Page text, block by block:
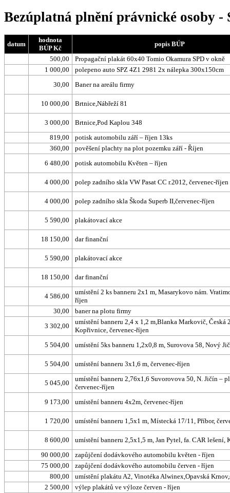
Bezúplatná plnění právnické osoby -
datum
hodnota
BÚP Kč
popis BÚP
500,00
Propagační plakát 60x40 Tomio Okamura SPD v okně
1 000,00
polepeno auto SPZ 4Z1 2981 2x nálepka 300x150cm
30,00
Baner na areálu firmy
10 000,00 Brtnice,Nábřeží 81
3 000,00
Brtnice,Pod Kaplou 348
819,00
potisk automobilu září – říjen 13ks
360,00
pověšení plachty na plot pozemku září - Říjen
6 480,00
potisk automobilu Květen – říjen
4 000,00 polep zadního skla VW Pasat CC r.2012, červenec-říjen
4 000,00 polep zadního skla Škoda Superb II,červenec-říjen
5 590,00 plakátovací akce
18 150,00 dar finanční
5 590,00 plakátovací akce
18 150,00 dar finanční
4 586,00
umístění 2 ks banneru 2x1 m, Masarykovo nám.
říjen
30,00
baner na plotu firmy
3 302,00
umístění banneru 2,4 x 1,2 m,Blanka Markovič, Česká
Kopřivnice, červenec-říjen
5 504,00
umístění 5ks banneru 1,2x0,8 m, Surovova 58, Nový
5 504,00 umístění banneru 3x1,6 m, červenec-říjen
5 045,00
umístění banneru 2,76x1,6 Suvorovova 50, N. Jičín –
červenec-říjen
9 173,00
umístění banneru 4x2m, červenec-říjen
1 720,00 umístění banneru 1,5x1 m, Místecká 17/11, Příbor,
8 600,00
umístění banneru 2,5x1,5 m, Jan Pytel, fa. CAR lešení,
90 000,00
zapůjčení dodávkového automobilu květen - říjen
75 000,00
zapůjčení dodávkového automobilu červen - říjen
800,00
umístění plakátu A2, Vinotéka Alwinex,Opavská
2 500,00
výlep plakátů ve výloze červen - říjen